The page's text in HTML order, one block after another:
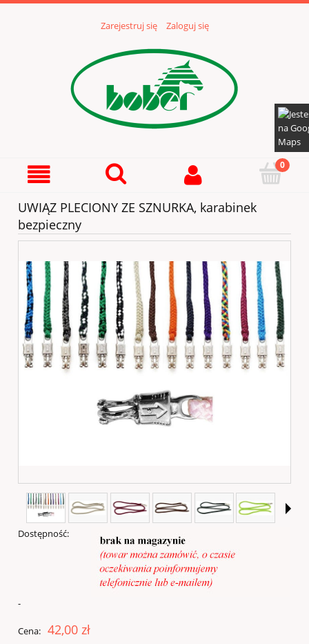
Zarejestruj się Zaloguj się
UWIĄZ PLECIONY ZE SZNURKA, karabinek
bezpieczny
Dostępność:
-
Cena: 42,00 zł